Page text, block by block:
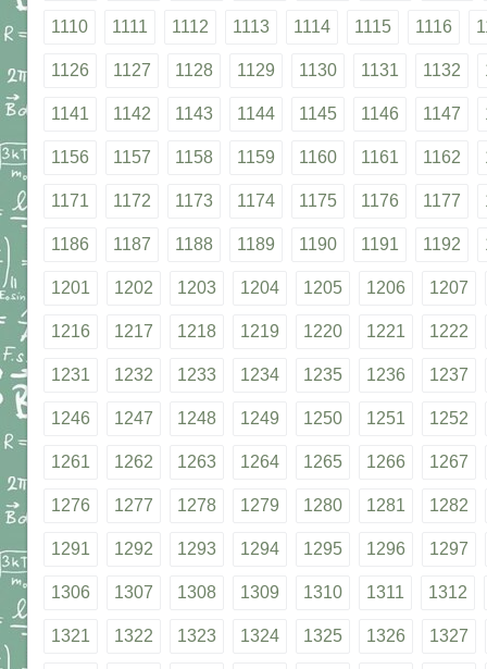
1110 1111 1112 1113 1114 1115 1116
1126 1127 1128 1129 1130 1131 1132
1141 1142 1143 1144 1145 1146 1147
1156 1157 1158 1159 1160 1161 1162
1171 1172 1173 1174 1175 1176 1177
1186 1187 1188 1189 1190 1191 1192
1201 1202 1203 1204 1205 1206 1207
1216 1217 1218 1219 1220 1221 1222
1231 1232 1233 1234 1235 1236 1237
1246 1247 1248 1249 1250 1251 1252
1261 1262 1263 1264 1265 1266 1267
1276 1277 1278 1279 1280 1281 1282
1291 1292 1293 1294 1295 1296 1297
1306 1307 1308 1309 1310 1311 1312
1321 1322 1323 1324 1325 1326 1327